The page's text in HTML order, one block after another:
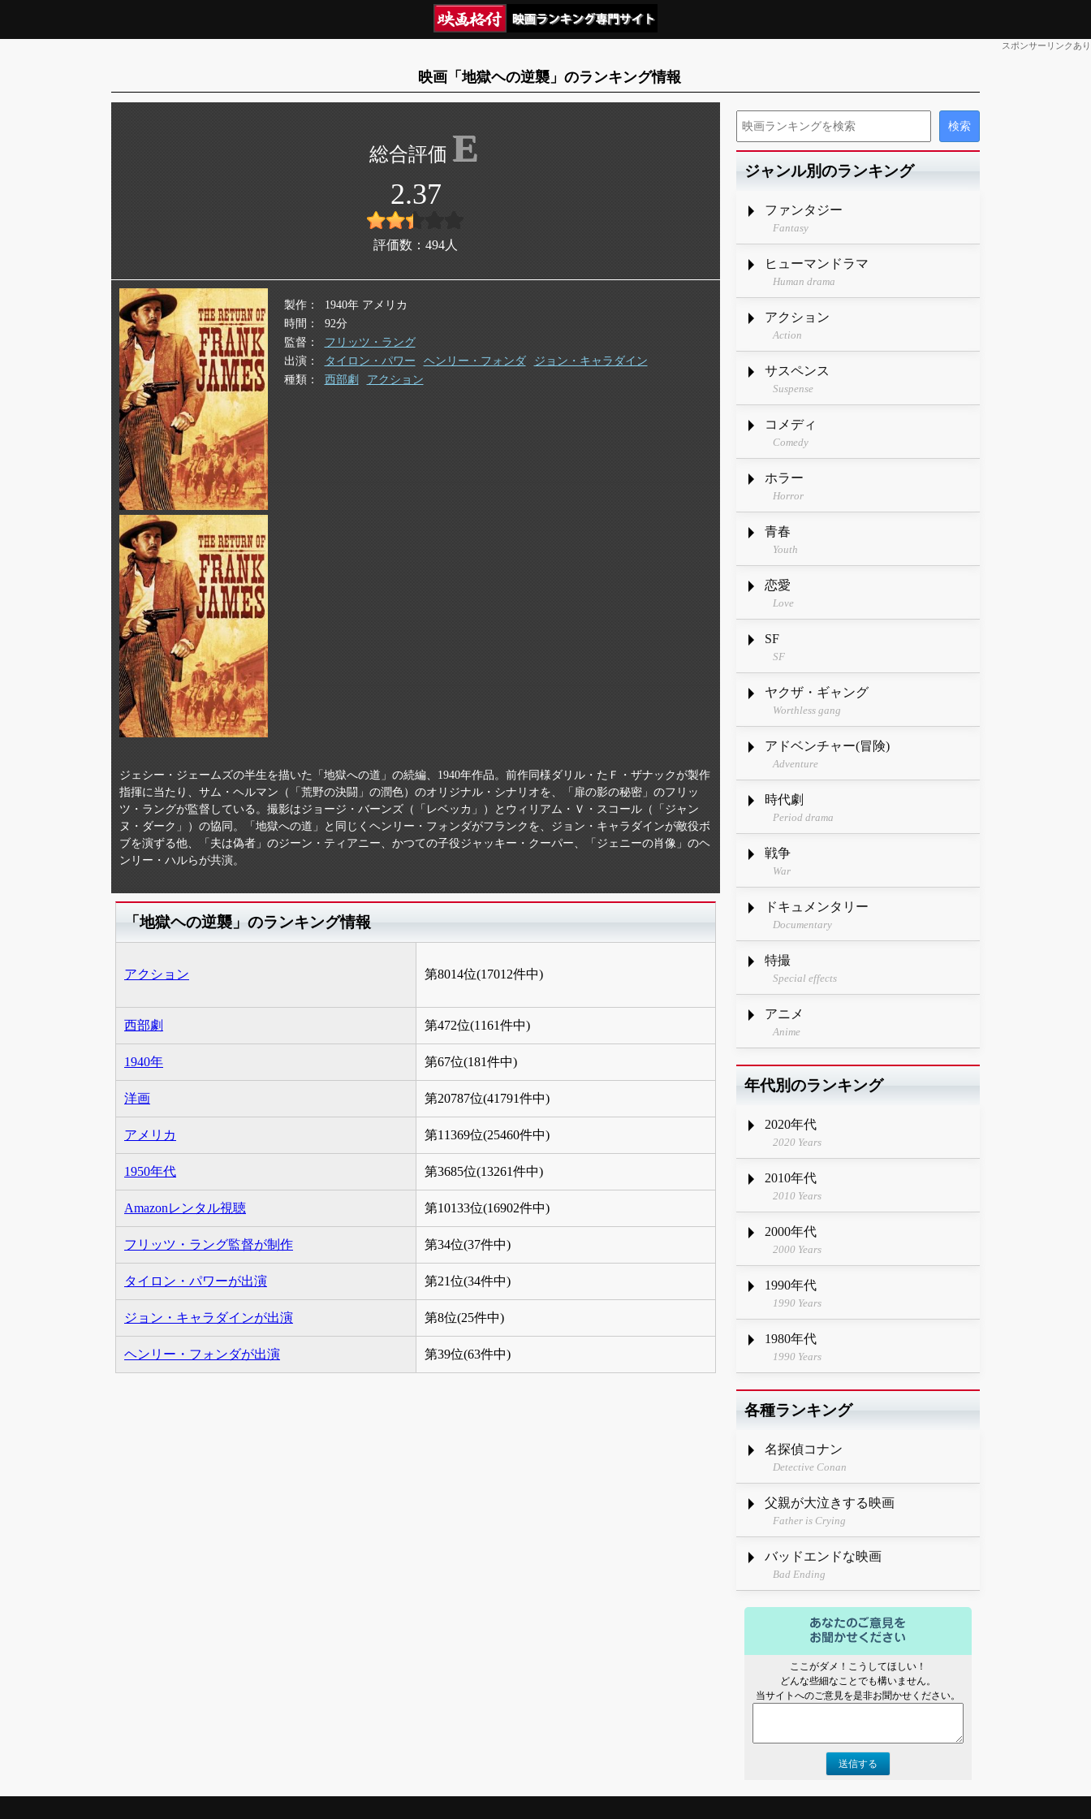
スポンサーリンクあり
映画「地獄ヘの逆襲」のランキング情報
E
2.37
評価数： 494 人
製作
1940年 アメリカ
時間
92分
監督
フリッツ・ラング
出演
タイロン・パワー ヘンリー・フォンダ
ジョン・キャラダイン
種類
西部劇 アクション
ジェシー・ジェームズの半生を描いた「地獄への道」の続編、1940年作品。前作同様ダリル・たＦ・ザナックが製作
指揮に当たり、サム・ヘルマン（「荒野の決闘」の潤色）のオリジナル・シナリオを、「扉の影の秘密」のフリッ
ツ・ラングが監督している。撮影はジョージ・バーンズ（「レベッカ」）とウィリアム・Ｖ・スコール（「ジャン
ヌ・ダーク」）の協同。「地獄への道」と同じくヘンリー・フォンダがフランクを、ジョン・キャラダインが敵役ボ
ブを演ずる他、「夫は偽者」のジーン・ティアニー、かつての子役ジャッキー・クーパー、「ジェニーの肖像」のヘ
ンリー・ハルらが共演。
「地獄ヘの逆襲」のランキング情報
アクション 第8014位(17012件中)
西部劇 第472位(1161件中)
1940年 第67位(181件中)
洋画 第20787位(41791件中)
アメリカ 第11369位(25460件中)
1950年代 第3685位(13261件中)
Amazonレンタル視聴 第10133位(16902件中)
フリッツ・ラング監督が制作 第34位(37件中)
タイロン・パワーが出演 第21位(34件中)
ジョン・キャラダインが出演 第8位(25件中)
ヘンリー・フォンダが出演 第39位(63件中)
ジャンル別のランキング
ファンタジー
Fantasy
ヒューマンドラマ
Human drama
アクション
Action
サスペンス
Suspense
コメディ
Comedy
ホラー
Horror
青春
Youth
恋愛
Love
SF
SF
ヤクザ・ギャング
Worthless gang
アドベンチャー(冒険)
Adventure
時代劇
Period drama
戦争
War
ドキュメンタリー
Documentary
特撮
Special effects
アニメ
Anime
年代別のランキング
2020年代
2020 Years
2010年代
2010 Years
2000年代
2000 Years
1990年代
1990 Years
1980年代
1990 Years
各種ランキング
名探偵コナン
Detective Conan
父親が大泣きする映画
Father is Crying
バッドエンドな映画
Bad Ending
ここがダメ！こうしてほしい！
どんな些細なことでも構いません。
当サイトへのご意見を是非お聞かせください。
送信する